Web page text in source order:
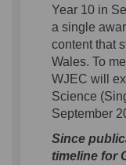
Year 10 in
a single
content that
Wales. To
WJEC will
Science
September
Since
timeline for